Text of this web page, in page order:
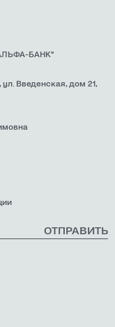
БАНК"
ул. Введенская, дом 21,
ОТПРАВИТЬ